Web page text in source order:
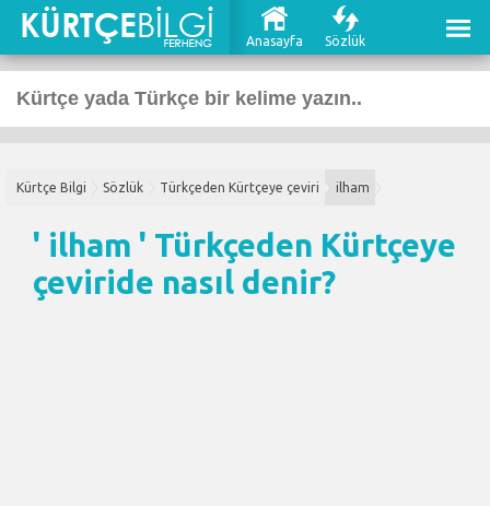
Anasayfa Sözlük
Kürtçe Bilgi Sözlük Türkçeden Kürtçeye çeviri ilham
' ilham ' Türkçeden Kürtçeye
çeviride nasıl denir?